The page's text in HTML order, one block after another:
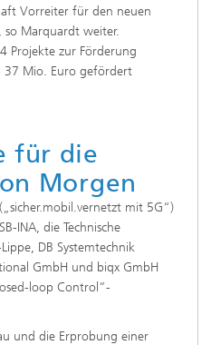
Vorreiter für den neuen
Marquardt weiter.
Projekte zur Förderung
37 Mio. Euro gefördert
für die
Morgen
mit 5G“)
INA, die Technische
DB Systemtechnik
GmbH und biqx GmbH
loop Control”-
und die Erprobung einer